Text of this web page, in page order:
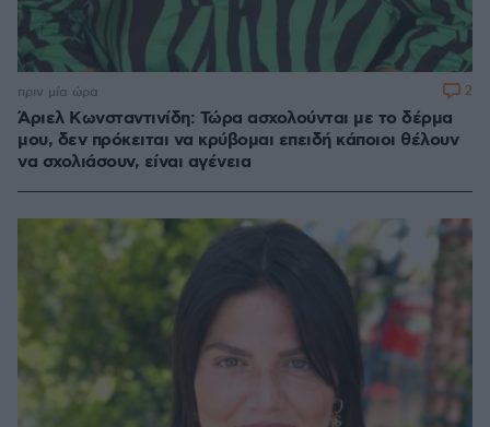
Άριελ Κωνσταντινίδη: Τώρα ασχολούνται με το δέρμα
μου, δεν πρόκειται να κρύβομαι επειδή κάποιοι θέλουν
να σχολιάσουν, είναι αγένεια
πριν μία ώρα 2